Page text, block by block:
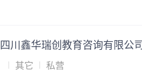
四川鑫华瑞创教育咨询有限公司
其它 私营